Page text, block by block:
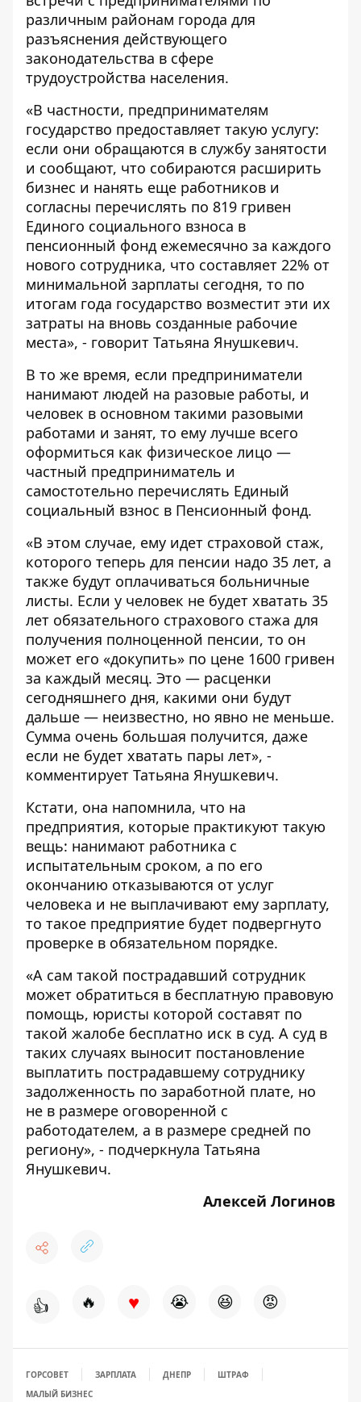
различным районам города для
разъяснения действующего
законодательства в сфере
трудоустройства населения.
«В частности, предпринимателям
государство предоставляет такую услугу:
если они обращаются в службу занятости
и сообщают, что собираются расширить
бизнес и нанять еще работников и
согласны перечислять по 819 гривен
Единого социального взноса в
пенсионный фонд ежемесячно за каждого
нового сотрудника, что составляет 22% от
минимальной зарплаты сегодня, то по
итогам года государство возместит эти их
затраты на вновь созданные рабочие
места», - говорит Татьяна Янушкевич.
В то же время, если предприниматели
нанимают людей на разовые работы, и
человек в основном такими разовыми
работами и занят, то ему лучше всего
оформиться как физическое лицо —
частный предприниматель и
самостотельно перечислять Единый
социальный взнос в Пенсионный фонд.
«В этом случае, ему идет страховой стаж,
которого теперь для пенсии надо 35 лет, а
также будут оплачиваться больничные
листы. Если у человек не будет хватать 35
лет обязательного страхового стажа для
получения полноценной пенсии, то он
может его «докупить» по цене 1600 гривен
за каждый месяц. Это — расценки
сегодняшнего дня, какими они будут
дальше — неизвестно, но явно не меньше.
Сумма очень большая получится, даже
если не будет хватать пары лет», -
комментирует Татьяна Янушкевич.
Кстати, она напомнила, что на
предприятия, которые практикуют такую
вещь: нанимают работника с
испытательным сроком, а по его
окончанию отказываются от услуг
человека и не выплачивают ему зарплату,
то такое предприятие будет подвергнуто
проверке в обязательном порядке.
«А сам такой пострадавший сотрудник
может обратиться в бесплатную правовую
помощь, юристы которой составят по
такой жалобе бесплатно иск в суд. А суд в
таких случаях выносит постановление
выплатить пострадавшему сотруднику
задолженность по заработной плате, но
не в размере оговоренной с
работодателем, а в размере средней по
региону», - подчеркнула Татьяна
Янушкевич.
Алексей Логинов
👍 🔥 ♥ 😭 😆 😡
ГОРСОВЕТ ЗАРПЛАТА ДНЕПР
ШТРАФ
МАЛЫЙ БИЗНЕС